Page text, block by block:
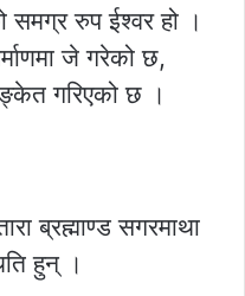
समग्र रुप ईश्वर हो ।
जे गरेको छ,
गरिएको छ ।
ब्रह्माण्ड सगरमाथा
हुन् ।